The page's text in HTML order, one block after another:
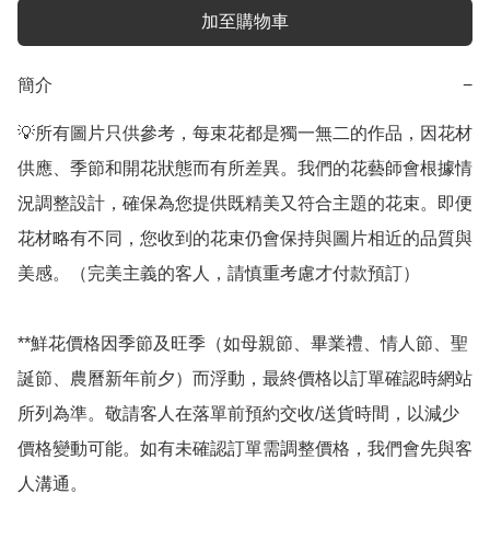
加至購物車
簡介 −
💡所有圖片只供參考，每束花都是獨一無二的作品，因花材
供應、季節和開花狀態而有所差異。我們的花藝師會根據情
況調整設計，確保為您提供既精美又符合主題的花束。即便
花材略有不同，您收到的花束仍會保持與圖片相近的品質與
美感。（完美主義的客人，請慎重考慮才付款預訂）
**鮮花價格因季節及旺季（如母親節、畢業禮、情人節、聖
誕節、農曆新年前夕）而浮動，最終價格以訂單確認時網站
所列為準。敬請客人在落單前預約交收/送貨時間，以減少
價格變動可能。如有未確認訂單需調整價格，我們會先與客
人溝通。